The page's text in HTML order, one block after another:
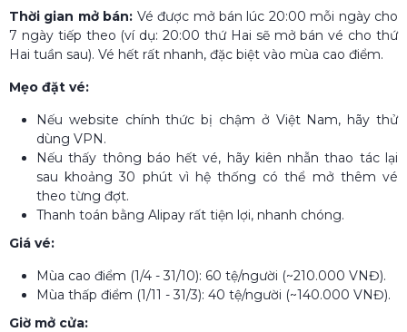
Thời gian mở bán: Vé được mở bán lúc 20:00 mỗi ngày cho
7 ngày tiếp theo (ví dụ: 20:00 thứ Hai sẽ mở bán vé cho thứ
Hai tuần sau). Vé hết rất nhanh, đặc biệt vào mùa cao điểm.
Mẹo đặt vé:
Nếu website chính thức bị chậm ở Việt Nam, hãy thử
dùng VPN.
Nếu thấy thông báo hết vé, hãy kiên nhẫn thao tác lại
sau khoảng 30 phút vì hệ thống có thể mở thêm vé
theo từng đợt.
Thanh toán bằng Alipay rất tiện lợi, nhanh chóng.
Giá vé:
Mùa cao điểm (1/4 - 31/10): 60 tệ/người (~210.000 VNĐ).
Mùa thấp điểm (1/11 - 31/3): 40 tệ/người (~140.000 VNĐ).
Giờ mở cửa: